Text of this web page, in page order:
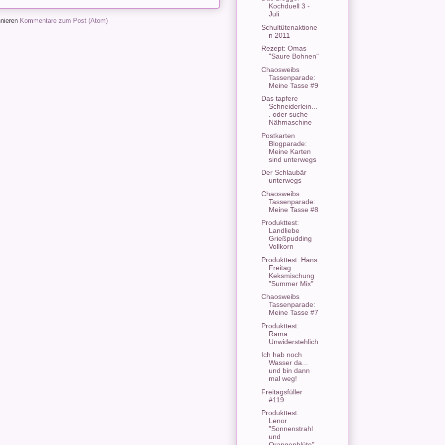
Kommentare zum Post (Atom)
Kochduell 3 -
Juli
Schultütenaktione
n 2011
Rezept: Omas
"Saure Bohnen"
Chaosweibs
Tassenparade:
Meine Tasse #9
Das tapfere
Schneiderlein...
. oder suche
Nähmaschine
Postkarten
Blogparade:
Meine Karten
sind unterwegs
Der Schlaubär
unterwegs
Chaosweibs
Tassenparade:
Meine Tasse #8
Produkttest:
Landliebe
Grießpudding
Vollkorn
Produkttest: Hans
Freitag
Keksmischung
"Summer Mix"
Chaosweibs
Tassenparade:
Meine Tasse #7
Produkttest:
Rama
Unwiderstehlich
Ich hab noch
Wasser da...
und bin dann
mal weg!
Freitagsfüller
#119
Produkttest:
Lenor
"Sonnenstrahl
und